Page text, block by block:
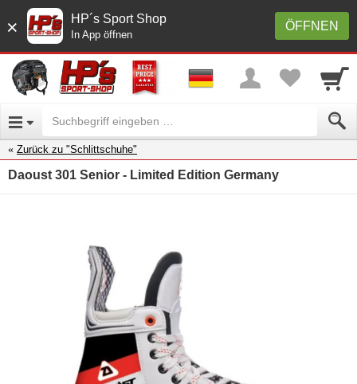
× ÖFFNEN
HP´s Sport Shop
In App öffnen
Zurück zu "Schlittschuhe"
Daoust 301 Senior - Limited Edition Germany